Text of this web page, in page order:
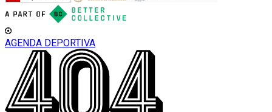
AGENDA DEPORTIVA